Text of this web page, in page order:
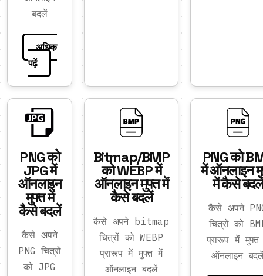
बदलें
अधिक
पढ़ें
PNG को
JPG में
ऑनलाइन
मुफ्त में
कैसे बदलें
कैसे अपने
PNG चित्रों
को JPG
Bitmap/BMP
को WEBP में
ऑनलाइन मुफ्त में
कैसे बदलें
कैसे अपने bitmap
चित्रों को WEBP
प्रारूप में मुफ्त में
ऑनलाइन बदलें
PNG को
में ऑनलाइन
में कैसे बदलें
कैसे अपने
चित्रों को
प्रारूप में
ऑनलाइन